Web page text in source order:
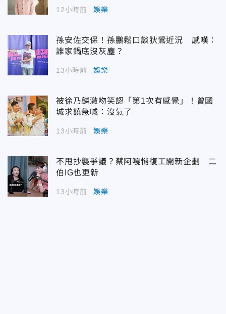
12小時前 娛樂
孫安佐交保！孫鵬鬆口談狄鶯近況 感嘆：
誰家鍋底沒灰塵？
13小時前 娛樂
被徐乃麟激吻笑認「第1次有感覺」！曾國
城求饒急喊：沒氣了
13小時前 娛樂
不甩抄襲爭議？蔡阿嘎悄復工開新企劃 二
伯IG也更新
13小時前 娛樂